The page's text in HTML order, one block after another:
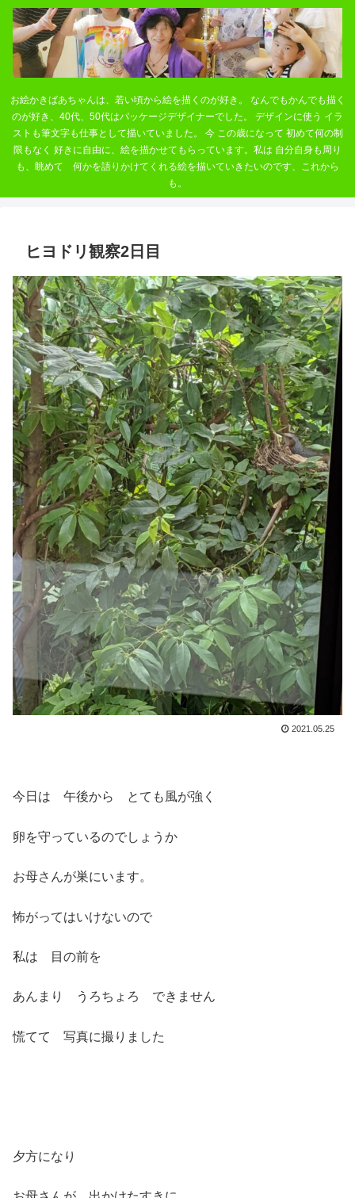
お絵かきばあちゃんは、若い頃から絵を描くのが好き。 なんでもかんでも描く
のが好き、40代、50代はパッケージデザイナーでした。 デザインに使う イラ
ストも筆文字も仕事として描いていました。 今 この歳になって 初めて何の制
限もなく 好きに自由に、絵を描かせてもらっています。私は 自分自身も周り
も、眺めて 何かを語りかけてくれる絵を描いていきたいのです、これから
も。
ヒヨドリ観察2日目
2021.05.25
今日は 午後から とても風が強く
卵を守っているのでしょうか
お母さんが巣にいます。
怖がってはいけないので
私は 目の前を
あんまり うろちょろ できません
慌てて 写真に撮りました
夕方になり